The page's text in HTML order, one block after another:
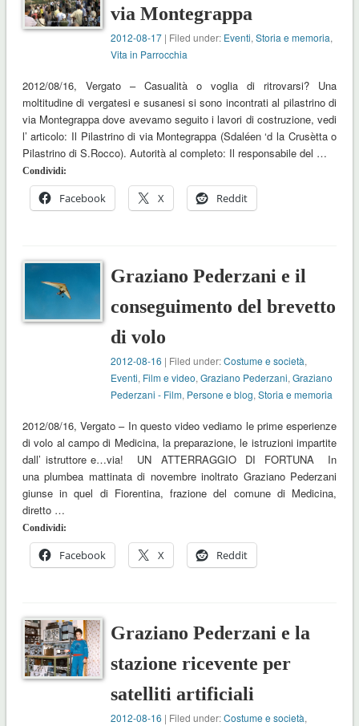
via Montegrappa
2012-08-17 | Filed under: Eventi,Storia e memoria,
Vita in Parrocchia
2012/08/16, Vergato – Casualità o voglia di ritrovarsi? Una
moltitudine di vergatesi e susanesi si sono incontrati al pilastrino di
via Montegrappa dove avevamo seguito i lavori di costruzione, vedi
l’ articolo: Il Pilastrino di via Montegrappa (Sdaléen ‘d la Crusètta o
Pilastrino di S.Rocco). Autorità al completo: Il responsabile del …
Condividi:
Facebook X Reddit
Graziano Pederzani e il
conseguimento del brevetto
di volo
2012-08-16 | Filed under:Costume e società,
Eventi, Film e video,Graziano Pederzani,Graziano
Pederzani - Film, Persone e blog,Storia e memoria
2012/08/16, Vergato – In questo video vediamo le prime esperienze
di volo al campo di Medicina, la preparazione, le istruzioni impartite
dall’ istruttore e…via! UN ATTERRAGGIO DI FORTUNA In
una plumbea mattinata di novembre inoltrato Graziano Pederzani
giunse in quel di Fiorentina, frazione del comune di Medicina,
diretto …
Condividi:
Facebook X Reddit
Graziano Pederzani e la
stazione ricevente per
satelliti artificiali
2012-08-16 | Filed under:Costume e società,